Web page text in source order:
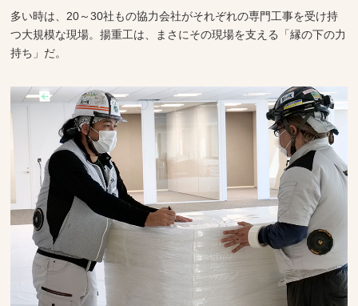
多い時は、20～30社もの協力会社がそれぞれの専門工事を受け持
つ大規模な現場。揚重工は、まさにその現場を支える「縁の下の力
持ち」だ。